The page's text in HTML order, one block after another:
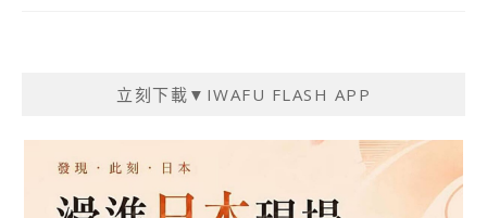
立刻下載▼IWAFU FLASH APP